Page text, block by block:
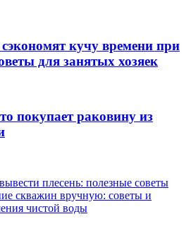
кучу времени при
для занятых хозяек
покупает раковину из
плесень: полезные советы
скважин вручную: советы и
чистой воды